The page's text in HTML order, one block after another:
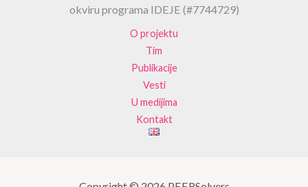
okviru programa IDEJE (#7744729)
O projektu
Tim
Publikacije
Vesti
U medijima
Kontakt